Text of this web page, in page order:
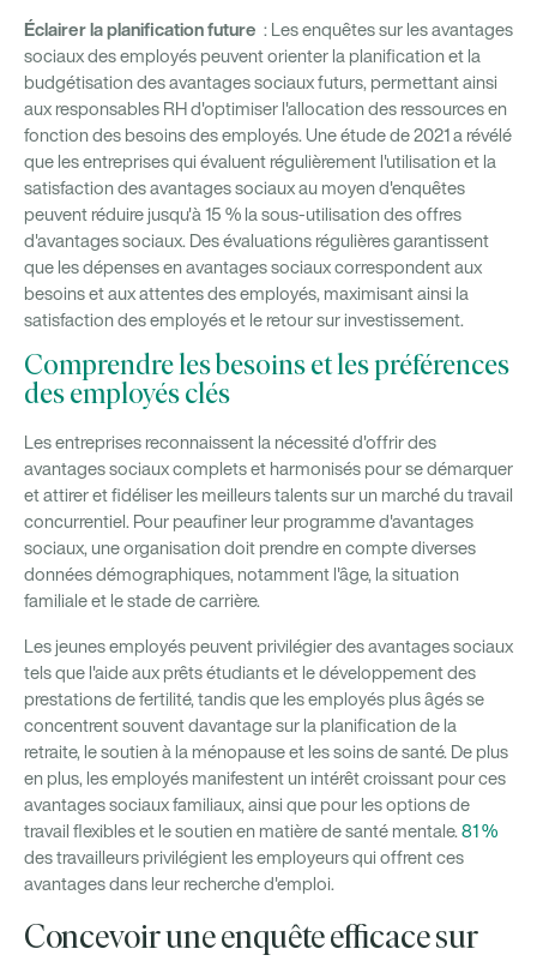
Éclairer la planification future : Les enquêtes sur les avantages
sociaux des employés peuvent orienter la planification et la
budgétisation des avantages sociaux futurs, permettant ainsi
aux responsables RH d'optimiser l'allocation des ressources en
fonction des besoins des employés. Une étude de 2021 a révélé
que les entreprises qui évaluent régulièrement l'utilisation et la
satisfaction des avantages sociaux au moyen d'enquêtes
peuvent réduire jusqu'à 15 % la sous-utilisation des offres
d'avantages sociaux. Des évaluations régulières garantissent
que les dépenses en avantages sociaux correspondent aux
besoins et aux attentes des employés, maximisant ainsi la
satisfaction des employés et le retour sur investissement.
Comprendre les besoins et les préférences
des employés clés
Les entreprises reconnaissent la nécessité d'offrir des
avantages sociaux complets et harmonisés pour se démarquer
et attirer et fidéliser les meilleurs talents sur un marché du travail
concurrentiel. Pour peaufiner leur programme d'avantages
sociaux, une organisation doit prendre en compte diverses
données démographiques, notamment l'âge, la situation
familiale et le stade de carrière.
Les jeunes employés peuvent privilégier des avantages sociaux
tels que l'aide aux prêts étudiants et le développement des
prestations de fertilité, tandis que les employés plus âgés se
concentrent souvent davantage sur la planification de la
retraite, le soutien à la ménopause et les soins de santé. De plus
en plus, les employés manifestent un intérêt croissant pour ces
avantages sociaux familiaux, ainsi que pour les options de
travail flexibles et le soutien en matière de santé mentale. 81 %
des travailleurs privilégient les employeurs qui offrent ces
avantages dans leur recherche d'emploi.
Concevoir une enquête efficace sur